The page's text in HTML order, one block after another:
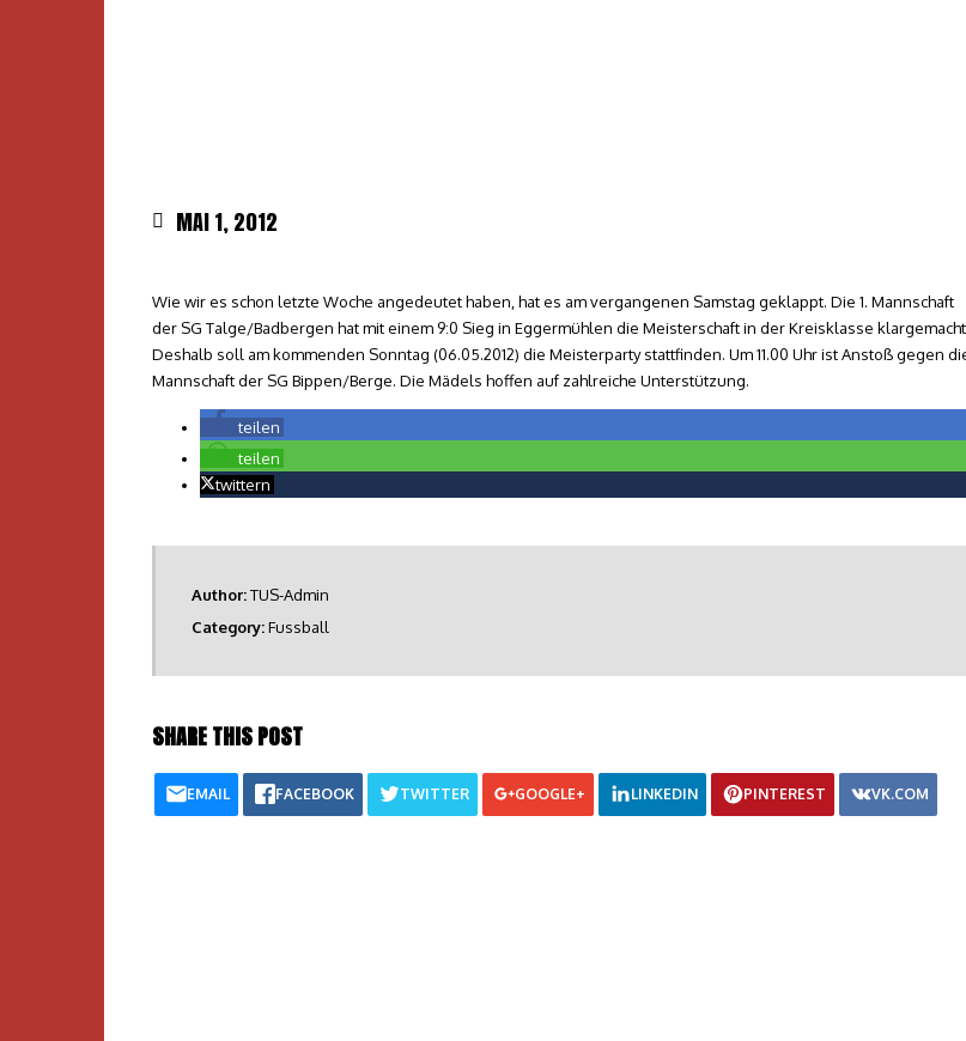
MAI 1, 2012
Wie wir es schon letzte Woche angedeutet haben, hat es am vergangenen Samstag geklappt. Die 1. Mannschaft
der SG Talge/Badbergen hat mit einem 9:0 Sieg in Eggermühlen die Meisterschaft in der Kreisklasse
Deshalb soll am kommenden Sonntag (06.05.2012) die Meisterparty stattfinden. Um 11.00 Uhr ist Anstoß gegen
Mannschaft der SG Bippen/Berge. Die Mädels hoffen auf zahlreiche Unterstützung.
teilen
teilen
twittern
Author:TUS-Admin
Category:Fussball
SHARE THIS POST
EMAIL FACEBOOK TWITTER GOOGLE+ LINKEDIN PINTEREST VK.COM